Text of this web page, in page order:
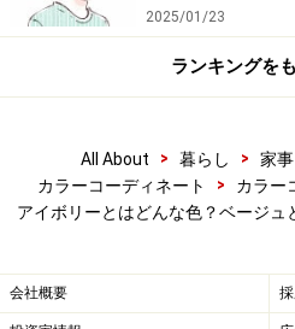
■アイボリー×パステルイエロー
アイボリーと合う色の例 :パステ
アイボリーのような明るい色
2025/01/23
ランキングを
All About > 暮らし > 家
カラーコーディネート
> カラー
アイボリーとはどんな色？ベージ
会社概要